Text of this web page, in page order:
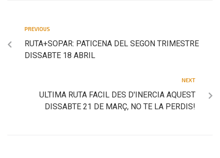
PREVIOUS
RUTA+SOPAR: PATICENA DEL SEGON TRIMESTRE
DISSABTE 18 ABRIL
NEXT
ULTIMA RUTA FACIL DES D'INERCIA AQUEST
DISSABTE 21 DE MARÇ, NO TE LA PERDIS!